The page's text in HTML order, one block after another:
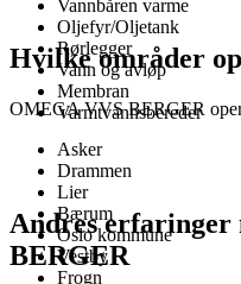
Vannbåren varme
Oljefyr/Oljetank
Rørlegger
Vann og avløp
Membran
Varmtvannsbereder
Hvilke områder
OMEGA VVS BERGER
Asker
Drammen
Lier
Bærum
Oslo kommune
Vestby
Frogn
Andres erfaringer
BERGER